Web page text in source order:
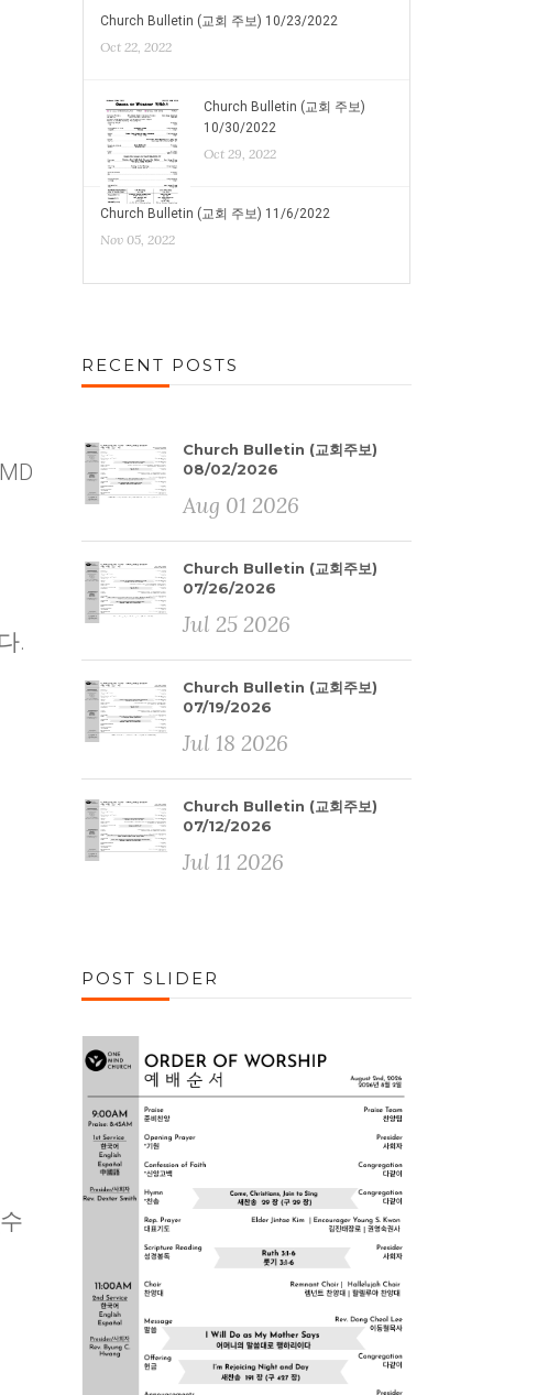
.
Church Bulletin (교회 주보) 10/23/2022
Oct 22, 2022
Church Bulletin (교회 주보)
10/30/2022
Oct 29, 2022
Church Bulletin (교회 주보) 11/6/2022
Nov 05, 2022
RECENT POSTS
Church Bulletin (교회주보)
08/02/2026
Aug 01 2026
Church Bulletin (교회주보)
07/26/2026
Jul 25 2026
Church Bulletin (교회주보)
07/19/2026
Jul 18 2026
Church Bulletin (교회주보)
07/12/2026
Jul 11 2026
POST SLIDER